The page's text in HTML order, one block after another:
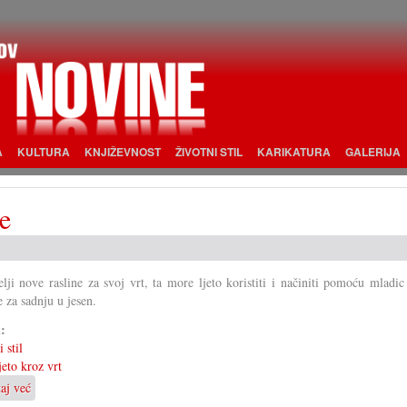
KULTURA KNJIŽEVNOST ŽIVOTNI STIL KARIKATURA GALERIJA
nove rasline za svoj vrt, ta more ljeto koristiti i načiniti pomoću mladic
za sadnju u jesen.
stil
kroz vrt
već